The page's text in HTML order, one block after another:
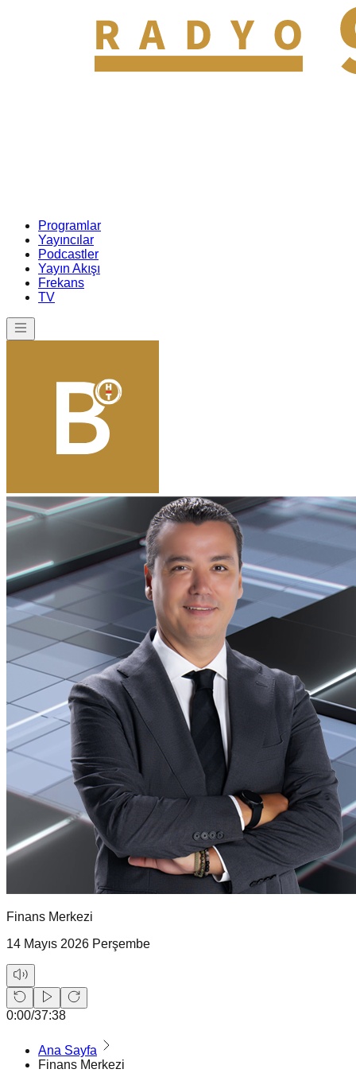
Programlar
Yayıncılar
Podcastler
Yayın Akışı
Frekans
TV
Finans Merkezi
14 Mayıs 2026 Perşembe
0:00/37:38
Ana Sayfa
Finans Merkezi